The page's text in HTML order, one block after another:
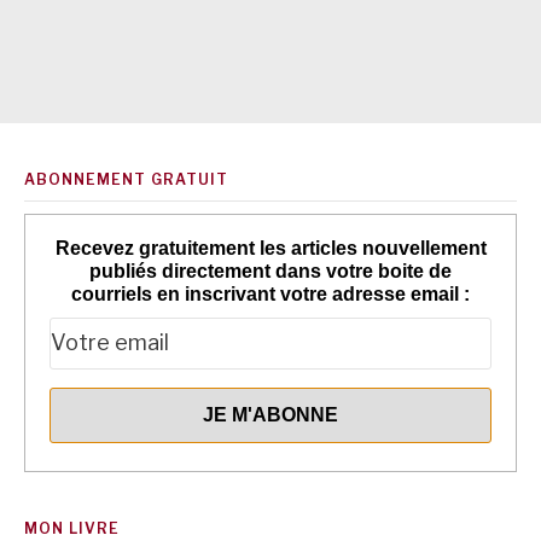
ABONNEMENT GRATUIT
Recevez gratuitement les articles nouvellement
publiés directement dans votre boite de
courriels en inscrivant votre adresse email :
MON LIVRE